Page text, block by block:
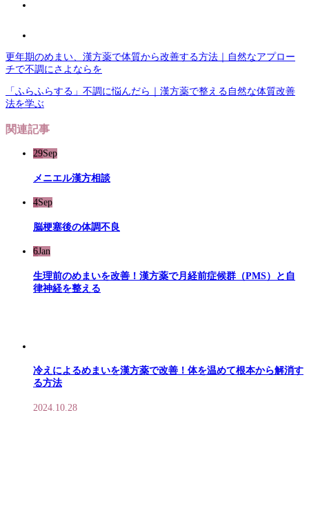
更年期のめまい、漢方薬で体質から改善する方法｜自然なアプロー
チで不調にさよならを
「ふらふらする」不調に悩んだら｜漢方薬で整える自然な体質改善
法を学ぶ
関連記事
29Sep
メニエル漢方相談
4Sep
脳梗塞後の体調不良
6Jan
生理前のめまいを改善！漢方薬で月経前症候群（PMS）と自
律神経を整える
冷えによるめまいを漢方薬で改善！体を温めて根本から解消す
る方法
2024.10.28